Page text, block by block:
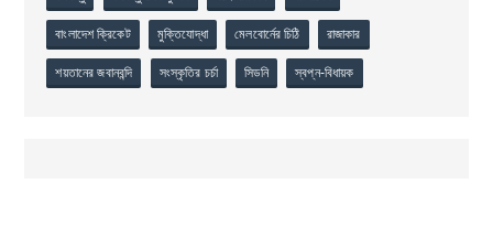
বাংলাদেশ ক্রিকেট মুক্তিযোদ্ধা মেলবোর্নের চিঠি রাজাকার
শয়তানের জবানবন্দি সংস্কৃতির চর্চা সিডনি স্বপ্ন-বিধায়ক